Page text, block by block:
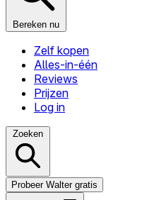
Bereken nu
Zelf kopen
Alles-in-één
Reviews
Prijzen
Log in
Zoeken
Probeer Walter gratis